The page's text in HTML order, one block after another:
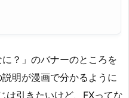
？」のバナーのところを
明が漫画で分かるように
は引きたいけど、FXってな